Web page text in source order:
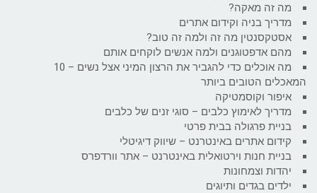
מה זה מאקה?
מדריך בניה וקידום אתרים
אסטקסנטין מה זה ולמה זה טוב?
מהם אדפטוגנים ולמה אנשים לוקחים אותם
מה אוכלים כדי להגביר את הרצון המיני אצל נשים – 10
המאכלים הטובים ביותר
איפור וקוסמטיקה
מדריך לאימוץ כלבים – סוגי זנים של כלבים
בניית פרגולה בבית פרטי
קידום אתרים באינטרנט – שיווק דיגיטלי
בניית חנות וירטואלית באינטרנט – אתר וורדפרס
יהדות וצמחונות
ילדים בגדים ותיוגים